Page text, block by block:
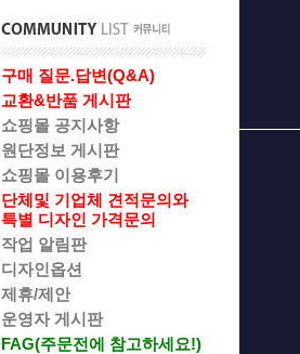
구매 질문.답변(Q&A)
교환&반품 게시판
쇼핑몰 공지사항
원단정보 게시판
쇼핑몰 이용후기
단체및 기업체 견적문의와
특별 디자인 가격문의
작업 알림판
디자인옵션
제휴/제안
운영자 게시판
FAG(주문전에 참고하세요!)